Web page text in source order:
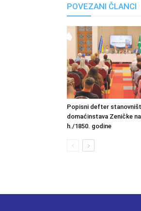
POVEZANI ČLANCI
Popisni defter
domaćinstava Zeničke
h./1850. godine